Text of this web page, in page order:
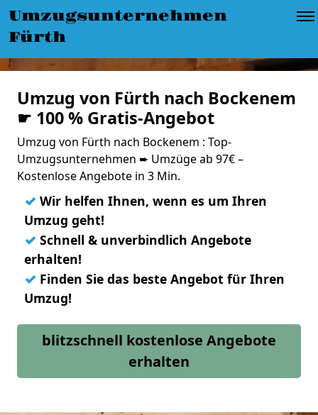
Umzugsunternehmen
Fürth
Umzug von Fürth nach Bockenem
☛ 100 % Gratis-Angebot
Umzug von Fürth nach Bockenem : Top-
Umzugsunternehmen ➨ Umzüge ab 97€ –
Kostenlose Angebote in 3 Min.
✓ Wir helfen Ihnen, wenn es um Ihren
Umzug geht!
✓ Schnell & unverbindlich Angebote
erhalten!
✓ Finden Sie das beste Angebot für Ihren
Umzug!
blitzschnell kostenlose Angebote
erhalten